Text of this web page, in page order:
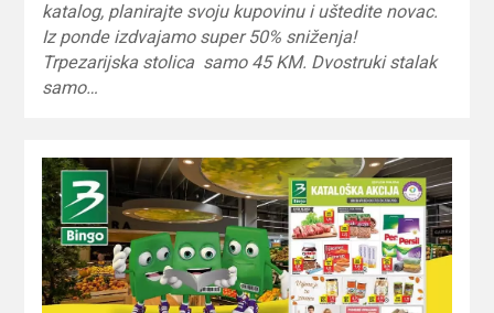
katalog, planirajte svoju kupovinu i uštedite novac.
Iz ponde izdvajamo super 50% sniženja!
Trpezarijska stolica samo 45 KM. Dvostruki stalak
samo…